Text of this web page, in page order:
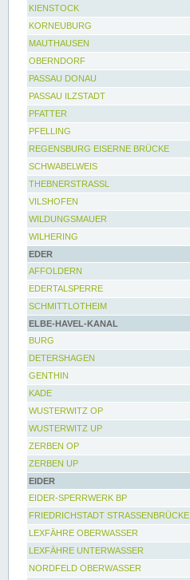
KIENSTOCK
KORNEUBURG
MAUTHAUSEN
OBERNDORF
PASSAU DONAU
PASSAU ILZSTADT
PFATTER
PFELLING
REGENSBURG EISERNE BRÜCKE
SCHWABELWEIS
THEBNERSTRASSL
VILSHOFEN
WILDUNGSMAUER
WILHERING
EDER
AFFOLDERN
EDERTALSPERRE
SCHMITTLOTHEIM
ELBE-HAVEL-KANAL
BURG
DETERSHAGEN
GENTHIN
KADE
WUSTERWITZ OP
WUSTERWITZ UP
ZERBEN OP
ZERBEN UP
EIDER
EIDER-SPERRWERK BP
FRIEDRICHSTADT STRASSENBRÜCKE
LEXFÄHRE OBERWASSER
LEXFÄHRE UNTERWASSER
NORDFELD OBERWASSER